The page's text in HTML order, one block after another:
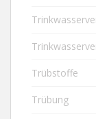
Trübstoffe
Trübung